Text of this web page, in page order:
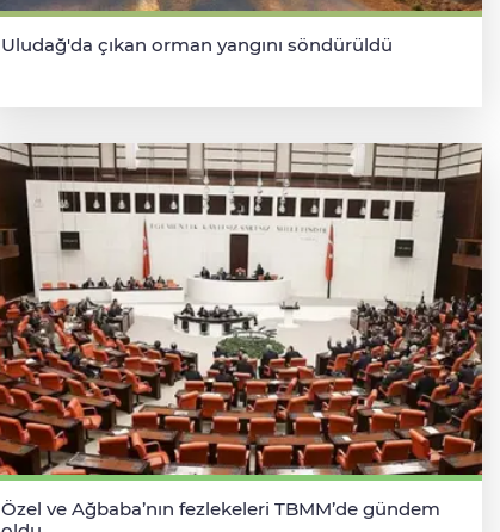
Uludağ'da çıkan orman yangını söndürüldü
Özel ve Ağbaba’nın fezlekeleri TBMM’de gündem